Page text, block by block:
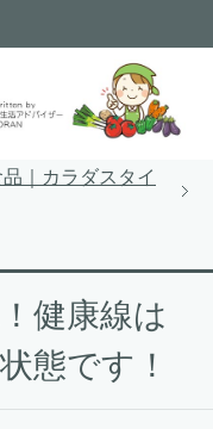
｜カラダスタイ
健康線は
態です！